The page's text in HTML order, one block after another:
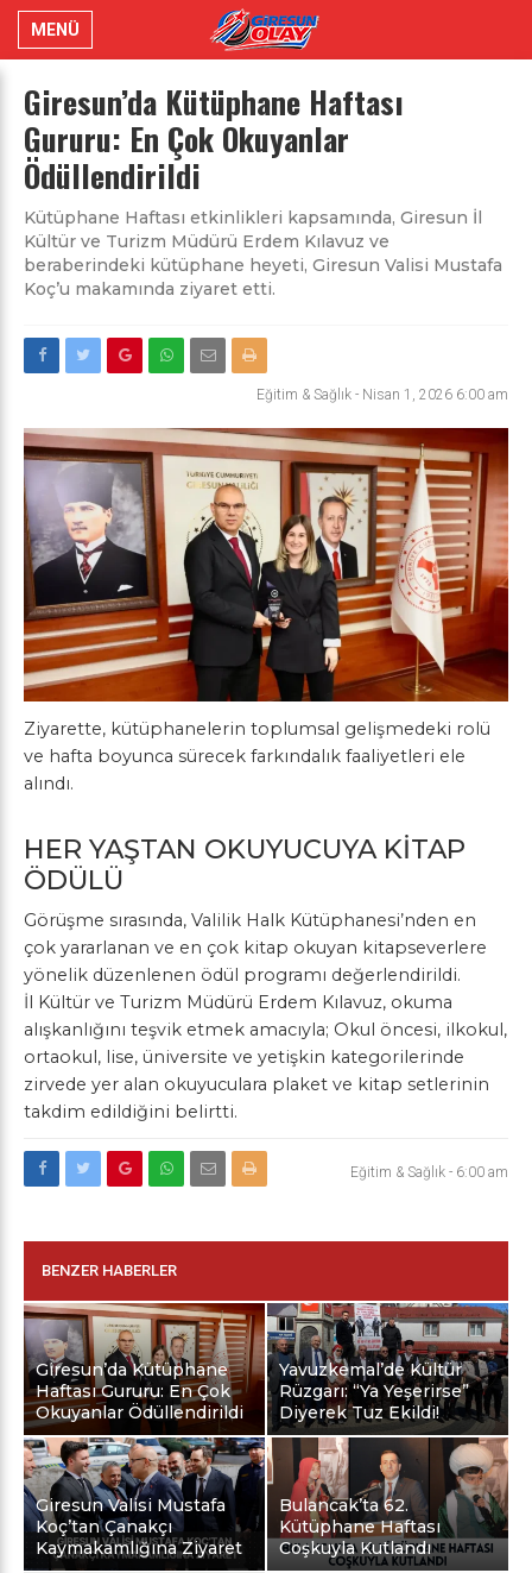
MENÜ
Giresun’da Kütüphane Haftası
Gururu: En Çok Okuyanlar
Ödüllendirildi
Kütüphane Haftası etkinlikleri kapsamında, Giresun İl
Kültür ve Turizm Müdürü Erdem Kılavuz ve
beraberindeki kütüphane heyeti, Giresun Valisi Mustafa
Koç’u makamında ziyaret etti.
Eğitim & Sağlık - Nisan 1, 2026 6:00 am
Ziyarette, kütüphanelerin toplumsal gelişmedeki rolü
ve hafta boyunca sürecek farkındalık faaliyetleri ele
alındı.
HER YAŞTAN OKUYUCUYA KİTAP
ÖDÜLÜ
Görüşme sırasında, Valilik Halk Kütüphanesi’nden en
çok yararlanan ve en çok kitap okuyan kitapseverlere
yönelik düzenlenen ödül programı değerlendirildi.
İl Kültür ve Turizm Müdürü Erdem Kılavuz, okuma
alışkanlığını teşvik etmek amacıyla; Okul öncesi, ilkokul,
ortaokul, lise, üniversite ve yetişkin kategorilerinde
zirvede yer alan okuyuculara plaket ve kitap setlerinin
takdim edildiğini belirtti.
Eğitim & Sağlık - 6:00 am
BENZER HABERLER
Giresun’da Kütüphane
Haftası Gururu: En Çok
Okuyanlar Ödüllendirildi
Yavuzkemal’de Kültür
Rüzgarı: “Ya Yeşerirse”
Diyerek Tuz Ekildi!
Giresun Valisi Mustafa
Koç’tan Çanakçı
Kaymakamlığına Ziyaret
Bulancak’ta 62.
Kütüphane Haftası
Coşkuyla Kutlandı